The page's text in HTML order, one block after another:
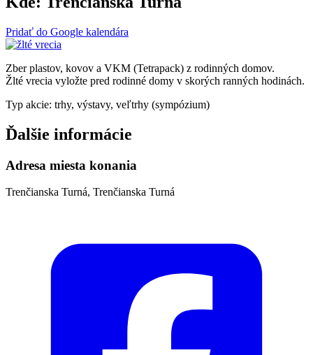
Pridať do Google kalendára
Zber plastov, kovov a VKM (Tetrapack) z rodinných domov.
Žlté vrecia vyložte pred rodinné domy v skorých ranných hodinách.
Typ akcie: trhy, výstavy, veľtrhy (sympózium)
Ďalšie informácie
Adresa miesta konania
Trenčianska Turná, Trenčianska Turná